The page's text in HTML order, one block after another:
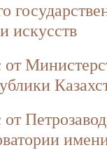
искусств